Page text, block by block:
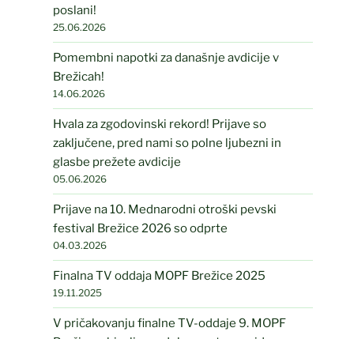
poslani!
25.06.2026
Pomembni napotki za današnje avdicije v
Brežicah!
14.06.2026
Hvala za zgodovinski rekord! Prijave so
zaključene, pred nami so polne ljubezni in
glasbe prežete avdicije
05.06.2026
Prijave na 10. Mednarodni otroški pevski
festival Brežice 2026 so odprte
04.03.2026
Finalna TV oddaja MOPF Brežice 2025
19.11.2025
V pričakovanju finalne TV-oddaje 9. MOPF